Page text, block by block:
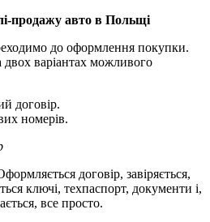
продажу авто в Польщі
до оформлення покупки.
двох варіантах можливого
договір.
номерів.
договір, завіряється,
ключі, техпаспорт, документи і,
все просто.